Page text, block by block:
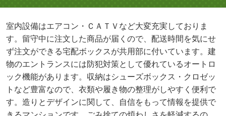
室内設備はエアコン・ＣＡＴＶなど大変充実しておりま
す。留守中に注文した商品が届くので、配送時間を気にせ
ず注文ができる宅配ボックスが共用部に付いています。建
物のエントランスには防犯対策として優れているオートロ
ック機能があります。収納はシューズボックス・クロゼッ
トなど豊富なので、衣類や履き物の整理がしやすく便利で
す。造りとデザインに関して、自信をもって情報を提供で